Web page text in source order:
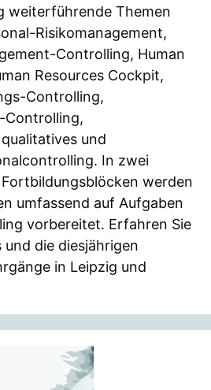
weiterführende Themen
Risikomanagement,
Controlling, Human
Resources Cockpit,
Controlling,
Controlling,
und
In zwei
werden
umfassend auf Aufgaben
vorbereitet. Erfahren Sie
die diesjährigen
in Leipzig und